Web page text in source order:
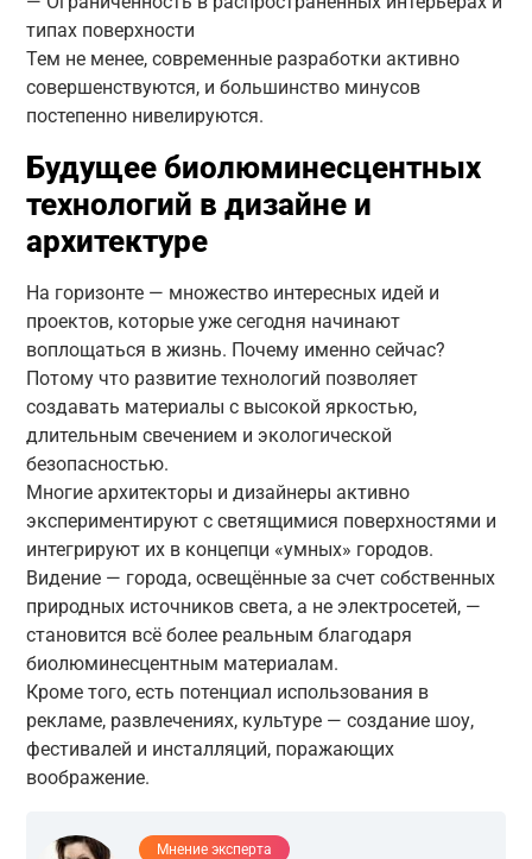
типах поверхности
Тем не менее, современные разработки активно
совершенствуются, и большинство минусов
постепенно нивелируются.
Будущее биолюминесцентных
технологий в дизайне и
архитектуре
На горизонте — множество интересных идей и
проектов, которые уже сегодня начинают
воплощаться в жизнь. Почему именно сейчас?
Потому что развитие технологий позволяет
создавать материалы с высокой яркостью,
длительным свечением и экологической
безопасностью.
Многие архитекторы и дизайнеры активно
экспериментируют с светящимися поверхностями и
интегрируют их в концепци «умных» городов.
Видение — города, освещённые за счет собственных
природных источников света, а не электросетей, —
становится всё более реальным благодаря
биолюминесцентным материалам.
Кроме того, есть потенциал использования в
рекламе, развлечениях, культуре — создание шоу,
фестивалей и инсталляций, поражающих
воображение.
Мнение эксперта